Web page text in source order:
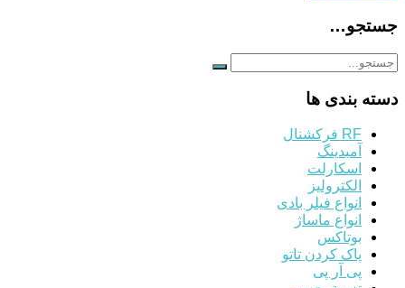
جستجو…
دسته بندی ها
RF فرکشنال
آمبدینگ
اسکارلت
الکترولیز
انواع فیلر بادی
انواع ماساژ
بوتاکس
پاک کردن تاتو
پی آر پی